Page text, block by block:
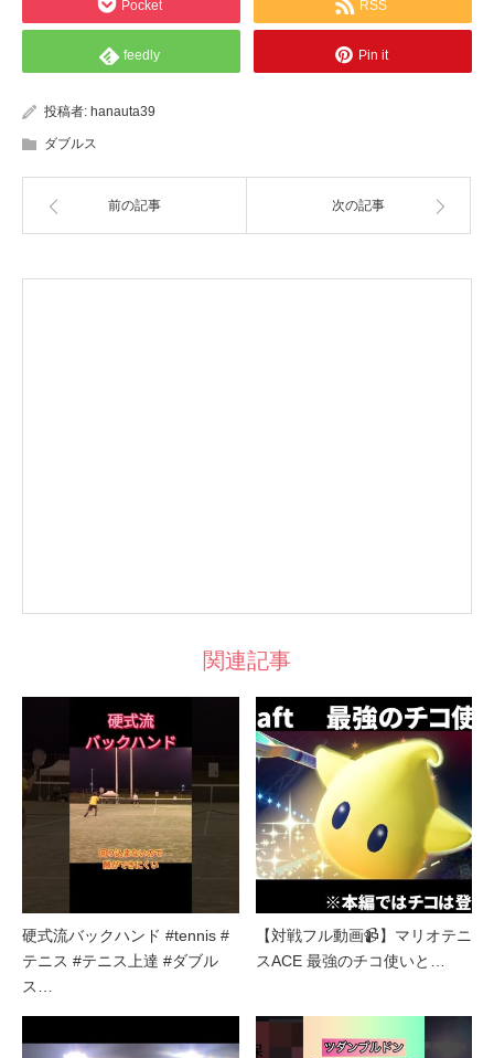
Pocket RSS
feedly Pin it
投稿者: hanauta39
ダブルス
前の記事 次の記事
関連記事
硬式流バックハンド #tennis #
テニス #テニス上達 #ダブル
ス…
【対戦フル動画📹】マリオテニ
スACE 最強のチコ使いと…